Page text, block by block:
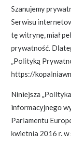
Szanujemy
Serwisu
tę witrynę, miał
prywatność.
„Polityką
https://
Niniejsza
informacyjnego
Parlamentu
kwietnia 2016 r.